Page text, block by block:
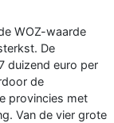
WOZ-waarde
De
duizend euro per
de
provincies met
Van de vier grote